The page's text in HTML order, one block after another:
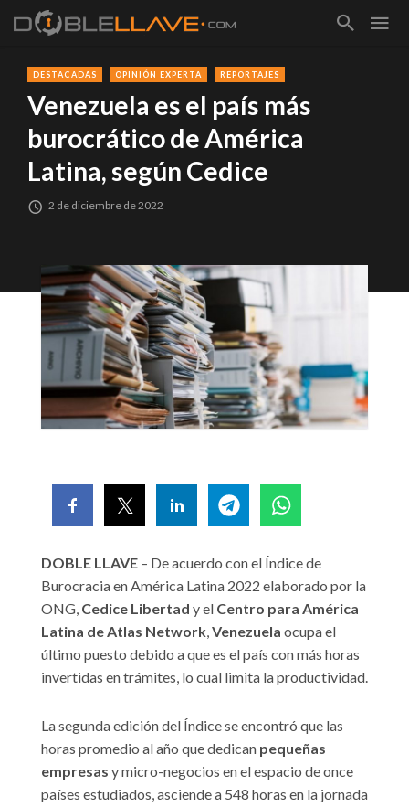
DESTACADAS OPINIÓN EXPERTA REPORTAJES
Venezuela es el país más
burocrático de América
Latina, según Cedice
2 de diciembre de 2022
DOBLE LLAVE – De acuerdo con el Índice de
Burocracia en América Latina 2022 elaborado por la
ONG, Cedice Libertad y el Centro para América
Latina de Atlas Network,Venezuela ocupa el
último puesto debido a que es el país con más horas
invertidas en trámites, lo cual limita la productividad.
La segunda edición del Índice se encontró que las
horas promedio al año que dedican pequeñas
empresas y micro-negocios en el espacio de once
países estudiados, asciende a 548 horas en la jornada